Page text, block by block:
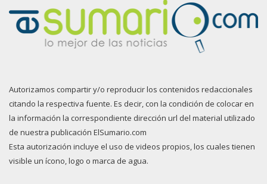
Autorizamos compartir y/o reproducir los contenidos redaccionales
citando la respectiva fuente. Es decir, con la condición de colocar en
la información la correspondiente dirección url del material utilizado
de nuestra publicación ElSumario.com
Esta autorización incluye el uso de videos propios, los cuales tienen
visible un ícono, logo o marca de agua.